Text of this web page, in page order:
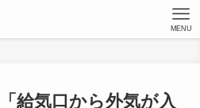
MENU
給気口から外気が入